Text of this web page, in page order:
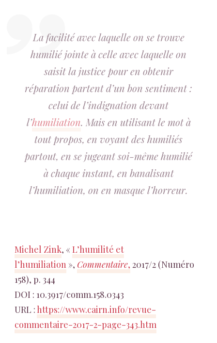
La facilité avec laquelle on se trouve
humilié jointe à celle avec laquelle on
saisit la justice pour en obtenir
réparation partent d’un bon sentiment :
celui de l’indignation devant
l’humiliation. Mais en utilisant le mot à
tout propos, en voyant des humiliés
partout, en se jugeant soi-même humilié
à chaque instant, en banalisant
l’humiliation, on en masque l’horreur.
Michel Zink, « L’humilité et
l’humiliation », Commentaire, 2017/2 (Numéro
158), p. 344
DOI : 10.3917/comm.158.0343
URL :https://www.cairn.info/revue-
commentaire-2017-2-page-343.htm